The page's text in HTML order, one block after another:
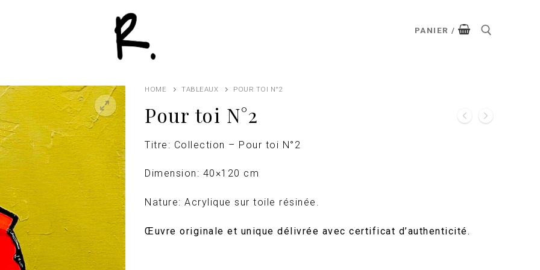
PANIER /
HOME TABLEAUX POUR TOI N°2
Pour toi N°2
Titre: Collection – Pour toi N°2
Dimension: 40×120 cm
Nature: Acrylique sur toile résinée.
Œuvre originale et unique délivrée avec certificat d’authenticité.